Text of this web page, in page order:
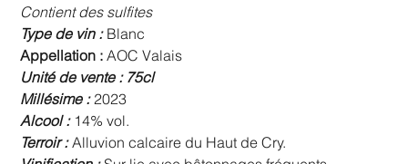
Contient des sulfites
Type de vin :Blanc
Appellation : AOC Valais
Unité de vente : 75cl
Millésime :2023
Alcool :14% vol.
Terroir :Alluvion calcaire du Haut de Cry.